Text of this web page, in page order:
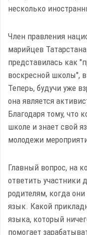
несколько
Член правления
марийцев
представилась как
воскресной школы", в
Теперь, будучи уже
она является
Благодаря тому, что
школе и знает свой
молодежи
Главный вопрос, на
ответить участники
родителям, когда
язык. Какой
языка, который
помогает